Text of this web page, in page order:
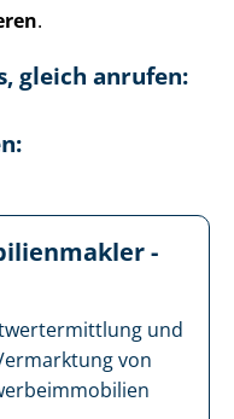
.
gleich anrufen:
-
und
von